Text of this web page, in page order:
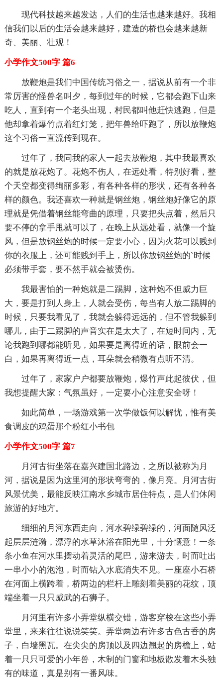
现代科技越来越发达，人们的生活也越来越好。我相
信我们以后的生活会越来越好，建造的桥也会越来越新
奇、美丽、壮观！
小学作文500字 篇6
放鞭炮是我们中国传统习俗之一，据说从前有一个非
常厉害的怪兽名叫夕，每到过年的时候，它都会跑下山来
吃人，直到有一个老头出现，村民都叫他赶快逃跑，但是
他却拿着爆竹点着红灯笼，把年兽给吓跑了，所以放鞭炮
这个习俗一直流传到现在。
过年了，我同我的家人一起去放鞭炮，其中我最喜欢
的就是放花炮了。花炮不伤人，在远处看，特别好看，整
个天空都变得绚丽多彩，有各种各样的形状，还有各种各
样的颜色。我还喜欢一种就是钢丝炮，钢丝炮好像它的原
理就是凭借着钢丝能弯曲的原理，只要把头点着，然后只
要不停的拿手甩就可以了，在晚上从远处看，就像一个旋
风，但是放钢丝炮的时候一定要小心，因为火花可以贱到
你的衣服上，还可能贱到手上，所以你放钢丝炮的`时候
必须带手套，要不然手就会被烫伤。
我最害怕的一种炮就是二踢脚，这种炮不但威力巨
大，要是打到人身上，人就会受伤，每当有人放二踢脚的
时候，只要我看见了，我就会躲得远远的，但不管我躲到
哪儿，由于二踢脚的声音实在是太大了，在短时间内，无
论我跑到哪都能听见，如果要是离得近的话，眼前会一
白，如果再离得近一点，耳朵就会稍微有点听不清。
过年了，家家户户都要放鞭炮，爆竹声此起彼伏，但
我想提醒大家：气氛虽好，一定要小心注意安全呀！
如此简单，一场游戏第一次学做饭何以解忧，惟有美
食调皮的鸡蛋那个粉红小书包
小学作文500字 篇7
月河古街坐落在嘉兴建国北路边，之所以被称为月
河，据说是因为这里河的形状弯弯的，像月亮。月河古街
风景优美，最能反映江南水乡城市居住特点，是人们休闲
旅游的好地方。
细细的月河东西走向，河水碧绿碧绿的，河面随风泛
起层层涟漪，漂浮的水草沐浴在阳光里，十分惬意！一条
条小鱼在河水里摆动着灵活的尾巴，游来游去，时而吐出
一串小小的泡泡，时而钻入水底消失不见。一座座小石桥
在河面上横跨着，桥两边的栏杆上雕刻着美丽的花纹，顶
端坐着一只只威武的石狮子。
月河里有许多小弄堂纵横交错，游客穿梭在这些小弄
堂里，来来往往说说笑笑。弄堂两边有许多古色古香的房
子，白墙黑瓦。在尖尖的房顶以及四边翘起的房檐上，站
着一只只可爱的小年兽，木制的门窗和地板散发着木头独
有的味道，真是别有一番风味。